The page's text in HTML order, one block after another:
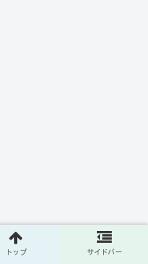
トップ サイドバー